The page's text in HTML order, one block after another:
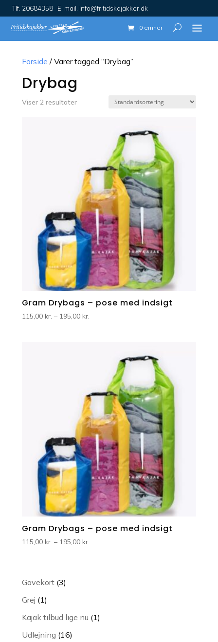
Tlf. 20684358 E-mail. Info@fritidskajakker.dk
0 emner
Forside / Varer tagged “Drybag”
Drybag
Viser 2 resultater
Gram Drybags – pose med indsigt
115,00 kr. – 195,00 kr.
Gram Drybags – pose med indsigt
115,00 kr. – 195,00 kr.
Gavekort 33
Grej 11
vare
Kajak tilbud lige nu 11
Udlejning 1616